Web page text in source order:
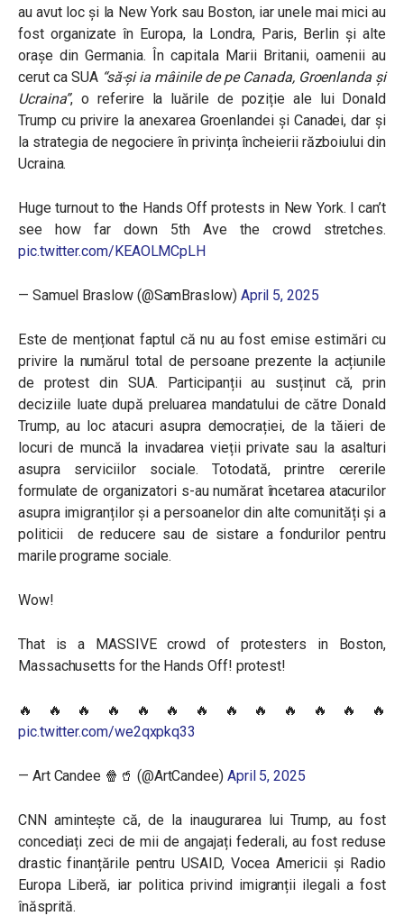
au avut loc și la New York sau Boston, iar unele mai mici au
fost organizate în Europa, la Londra, Paris, Berlin și alte
orașe din Germania. În capitala Marii Britanii, oamenii au
cerut ca SUA “să-și ia mâinile de pe Canada, Groenlanda și
Ucraina”, o referire la luările de poziție ale lui Donald
Trump cu privire la anexarea Groenlandei și Canadei, dar și
la strategia de negociere în privința încheierii războiului din
Ucraina.
Huge turnout to the Hands Off protests in New York. I can’t
see how far down 5th Ave the crowd stretches.
pic.twitter.com/KEAOLMCpLH
— Samuel Braslow (@SamBraslow) April 5, 2025
Este de menționat faptul că nu au fost emise estimări cu
privire la numărul total de persoane prezente la acțiunile
de protest din SUA. Participanții au susținut că, prin
deciziile luate după preluarea mandatului de către Donald
Trump, au loc atacuri asupra democrației, de la tăieri de
locuri de muncă la invadarea vieții private sau la asalturi
asupra serviciilor sociale. Totodată, printre cererile
formulate de organizatori s-au numărat încetarea atacurilor
asupra imigranților și a persoanelor din alte comunități și a
politicii de reducere sau de sistare a fondurilor pentru
marile programe sociale.
Wow!
That is a MASSIVE crowd of protesters in Boston,
Massachusetts for the Hands Off! protest!
🔥🔥🔥🔥🔥🔥🔥🔥🔥🔥🔥🔥🔥
pic.twitter.com/we2qxpkq33
— Art Candee 🍿🥤 (@ArtCandee) April 5, 2025
CNN amintește că, de la inaugurarea lui Trump, au fost
concediați zeci de mii de angajați federali, au fost reduse
drastic finanțările pentru USAID, Vocea Americii și Radio
Europa Liberă, iar politica privind imigranții ilegali a fost
înăsprită.